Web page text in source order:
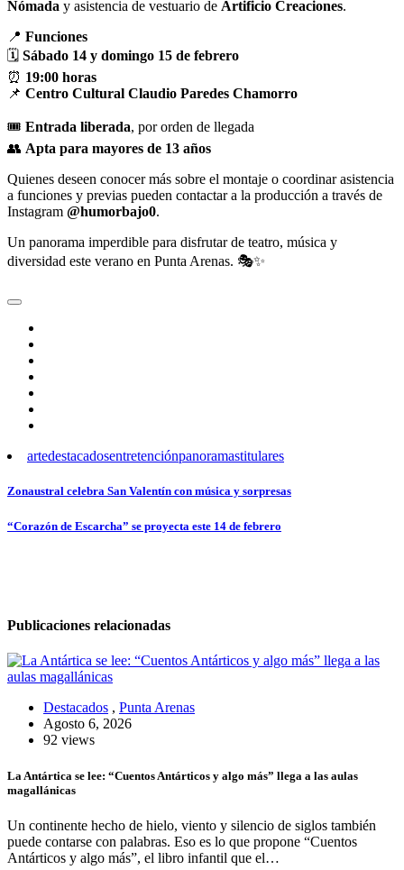
Nómada y asistencia de vestuario de Artificio Creaciones.
📍 Funciones
🗓 Sábado 14 y domingo 15 de febrero
⏰ 19:00 horas
📌 Centro Cultural Claudio Paredes Chamorro
🎟 Entrada liberada, por orden de llegada
👥 Apta para mayores de 13 años
Quienes deseen conocer más sobre el montaje o coordinar asistencia
a funciones y previas pueden contactar a la producción a través de
Instagram @humorbajo0.
Un panorama imperdible para disfrutar de teatro, música y
diversidad este verano en Punta Arenas. 🎭✨
artedestacadosentretenciónpanoramastitulares
Navegación
de
Zonaustral celebra San Valentín con música y sorpresas
“Corazón de Escarcha” se proyecta este 14 de febrero
Publicaciones relacionadas
Destacados , Punta Arenas
Agosto 6, 2026
92 views
La Antártica se lee: “Cuentos Antárticos y algo más” llega a las aulas
magallánicas
Un continente hecho de hielo, viento y silencio de siglos también
puede contarse con palabras. Eso es lo que propone “Cuentos
Antárticos y algo más”, el libro infantil que el…